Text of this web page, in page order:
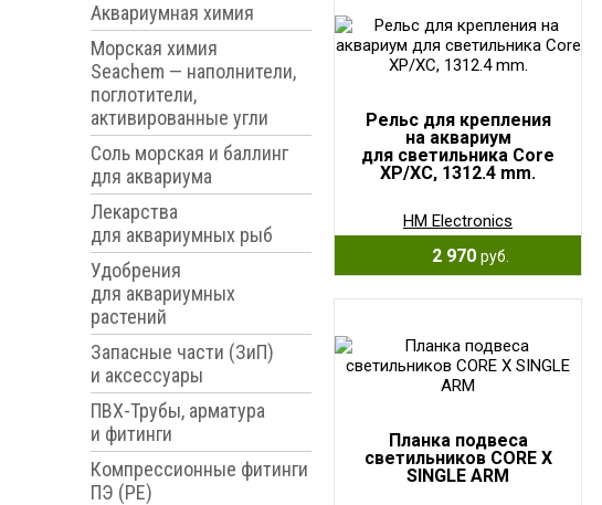
Аквариумная химия
Морская химия
Seachem — наполнители,
поглотители,
активированные угли
Соль морская и баллинг
для аквариума
Лекарства
для аквариумных рыб
Удобрения
для аквариумных
растений
Запасные части (ЗиП)
и аксессуары
ПВХ-Трубы, арматура
и фитинги
Компрессионные фитинги
ПЭ (PE)
Рельс для крепления
на аквариум
для светильника Core
XP/XC, 1312.4 mm.
HM Electronics
2 970 руб.
Планка подвеса
светильников CORE X
SINGLE ARM